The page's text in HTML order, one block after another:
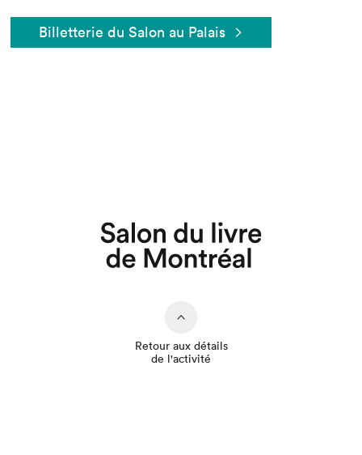
Billetterie du Salon au Palais
Retour aux détails
de l'activité